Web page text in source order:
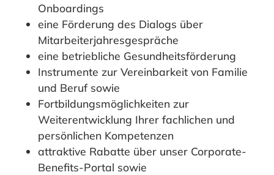
Onboardings
eine Förderung des Dialogs über
Mitarbeiterjahresgespräche
eine betriebliche Gesundheitsförderung
Instrumente zur Vereinbarkeit von Familie
und Beruf sowie
Fortbildungsmöglichkeiten zur
Weiterentwicklung Ihrer fachlichen und
persönlichen Kompetenzen
attraktive Rabatte über unser Corporate-
Benefits-Portal sowie